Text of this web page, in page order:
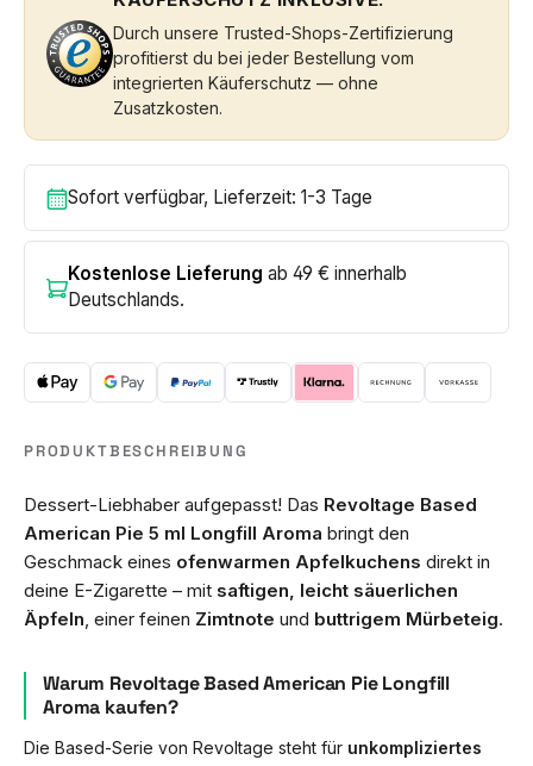
Durch unsere Trusted-Shops-Zertifizierung
profitierst du bei jeder Bestellung vom
integrierten Käuferschutz — ohne
Zusatzkosten.
Sofort verfügbar, Lieferzeit: 1-3 Tage
Kostenlose Lieferung ab 49 € innerhalb
Deutschlands.
PRODUKTBESCHREIBUNG
Dessert-Liebhaber aufgepasst! Das Revoltage Based
American Pie 5 ml Longfill Aroma bringt den
Geschmack eines ofenwarmen Apfelkuchens direkt in
deine E-Zigarette – mit saftigen, leicht säuerlichen
Äpfeln , einer feinen Zimtnote und buttrigem Mürbeteig.
Warum Revoltage Based American Pie Longfill
Aroma kaufen?
Die Based-Serie von Revoltage steht für unkompliziertes